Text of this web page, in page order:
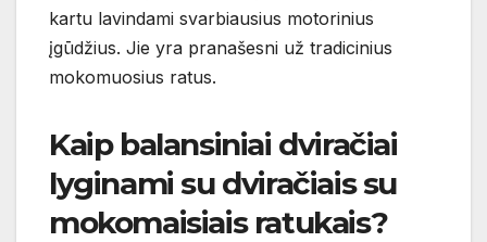
kartu lavindami svarbiausius motorinius
įgūdžius. Jie yra pranašesni už tradicinius
mokomuosius ratus.
Kaip balansiniai dviračiai
lyginami su dviračiais su
mokomaisiais ratukais?